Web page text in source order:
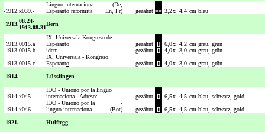
-1912. x039.-
Linguo internaciona -
Esperanto reformita
- (De,
En, Fr)
gezähnt == 3,2x 4,4 cm blau
1913.08.24-
1913.08.31
Bern
1913. 0015.a
IX. Universala Kongreso de
Esperanto
gezähnt [] 6,0x 4,2 cm grau, grün
1913. 0015.b idem - gezähnt [] 4,0x 3,0 cm grau, grün
1913. 0015.c
IX. Universala - Kongreso
Esperanto gezähnt [] 4,0x 3,0 cm grau, grün
-1914.
Lüsslingen
-1914. x045.-
IDO - Uniono por la linguo
internaciona - Adreso:
gezähnt [] 6,5x 4,5 cm blau, schwarz, gold
-1914. x046.-
IDO - Uniono por la
linguo internaciona
-
(Bot)
gezähnt [] 6,5x 4,5 cm blau, schwarz, gold
-1921.
Hulftegg